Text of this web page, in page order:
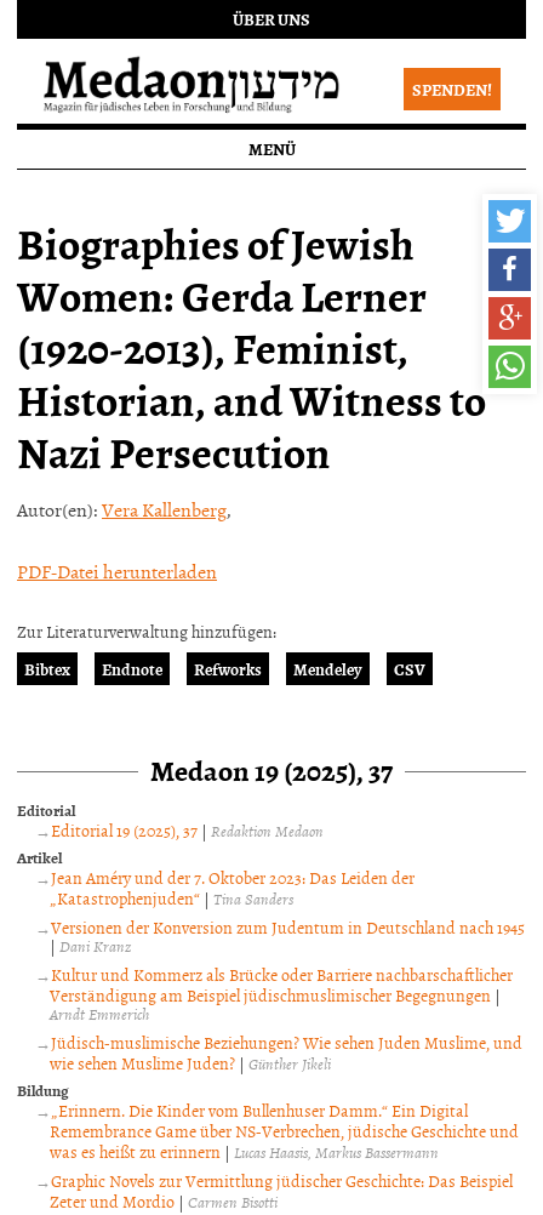
ÜBER UNS
SPENDEN!
MENÜ
Biographies of Jewish
Women: Gerda Lerner
(1920-2013), Feminist,
Historian, and Witness to
Nazi Persecution
Autor(en):Vera Kallenberg,
PDF-Datei herunterladen
Zur Literaturverwaltung hinzufügen:
Bibtex
Endnote Refworks Mendeley CSV
Medaon 19 (2025), 37
Editorial
Editorial 19 (2025), 37 |Redaktion Medaon
Artikel
Jean Améry und der 7. Oktober 2023: Das Leiden der
„Katastrophenjuden“ | Tina Sanders
Versionen der Konversion zum Judentum in Deutschland nach 1945
| Dani Kranz
Kultur und Kommerz als Brücke oder Barriere nachbarschaftlicher
Verständigung am Beispiel jüdischmuslimischer Begegnungen |
Arndt Emmerich
Jüdisch-muslimische Beziehungen? Wie sehen Juden Muslime, und
wie sehen Muslime Juden? | Günther Jikeli
Bildung
„Erinnern. Die Kinder vom Bullenhuser Damm.“ Ein Digital
Remembrance Game über NS-Verbrechen, jüdische Geschichte und
was es heißt zu erinnern | Lucas Haasis Markus Bassermann
Graphic Novels zur Vermittlung jüdischer Geschichte: Das Beispiel
Zeter und Mordio | Carmen Bisotti